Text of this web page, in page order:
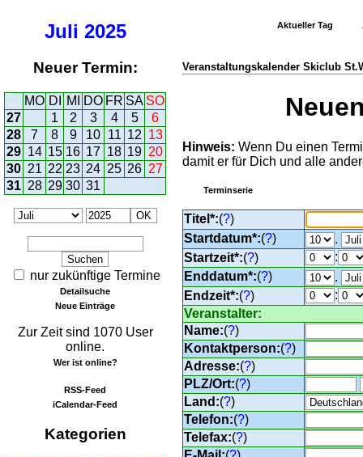
Juli 2025
Neuer Termin:
MO DI MI DO FR SA SO
27
1 2 3 4 5
6
28
7 8 9 10 11 12 13
29 14 15 16 17 18 19 20
30 21 22 23 24 25 26 27
31 28 29 30 31
nur zukünftige Termine
Detailsuche
Neue Einträge
Zur Zeit sind 1070 User
online.
Wer ist online?
RSS-Feed
iCalendar-Feed
Kategorien
Aktueller Tag
Veranstaltungskalender Skiclub
Hinweis: Wenn Du einen
damit er für Dich und alle
Terminserie
Titel*:(?)
Startdatum*:(?)
.
Startzeit*:(?)
:
Enddatum*:(?)
.
Endzeit*:(?)
:
Veranstalter:
Name:(?)
Kontaktperson:(?)
Adresse:(?)
PLZ/Ort:(?)
Land:(?)
Telefon:(?)
Telefax:(?)